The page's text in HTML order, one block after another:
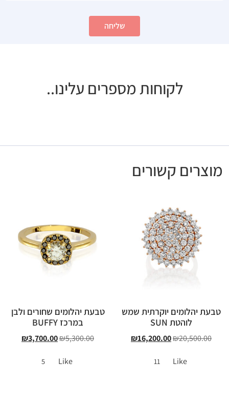
שליחה
לקוחות מספרים עלינו..
מוצרים קשורים
טבעת יהלומים יוקרתית שמש
לוהטת SUN
₪20,500.00
₪16,200.00
Like
11
טבעת יהלומים שחורים ולבן
במרכז BUFFY
₪5,300.00
₪3,700.00
Like
5